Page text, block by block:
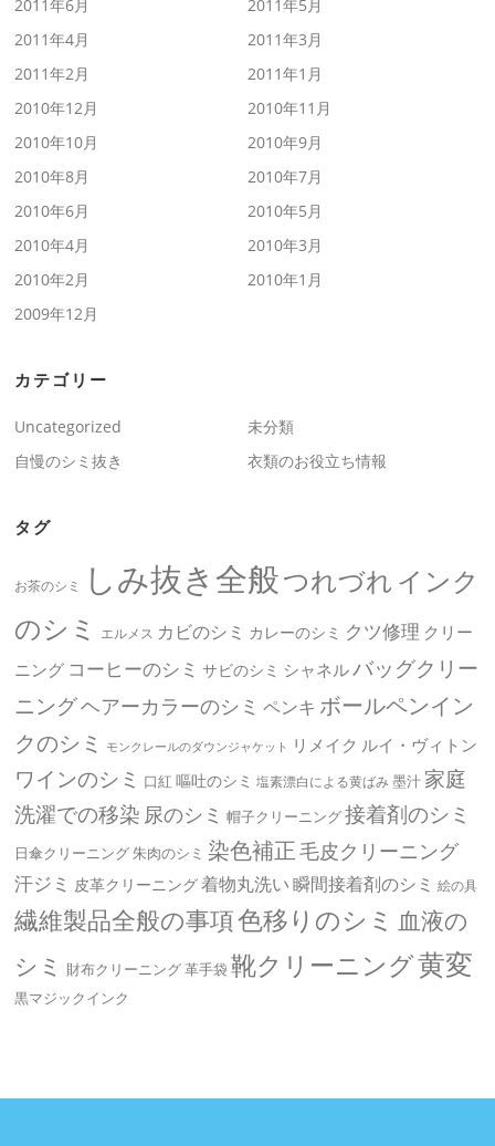
2011年6月
2011年5月
2011年4月
2011年3月
2011年2月
2011年1月
2010年12月
2010年11月
2010年10月
2010年9月
2010年8月
2010年7月
2010年6月
2010年5月
2010年4月
2010年3月
2010年2月
2010年1月
2009年12月
カテゴリー
Uncategorized
未分類
自慢のシミ抜き
衣類のお役立ち情報
タグ
お茶のシミ しみ抜き全般つれづれ インク
のシミ
エルメス カビのシミ カレーのシミ クツ修理 クリー
ニング コーヒーのシミ サビのシミ シャネルバッグクリー
ニングヘアーカラーのシミ ペンキ ボールペンイン
クのシミ
モンクレールのダウンジャケット リメイク ルイ・ヴィトン
ワインのシミ 口紅 嘔吐のシミ 塩素漂白による黄ばみ墨汁 家庭
洗濯での移染 尿のシミ 帽子クリーニング接着剤のシミ
日傘クリーニング朱肉のシミ 染色補正毛皮クリーニング
汗ジミ 皮革クリーニング着物丸洗い瞬間接着剤のシミ 絵の具
繊維製品全般の事項色移りのシミ 血液の
シミ
財布クリーニング革手袋 靴クリーニング黄変
黒マジックインク